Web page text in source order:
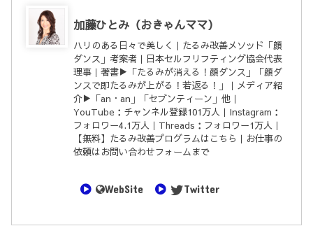
加藤ひとみ（おきゃんママ）
ハリのある日々で美しく｜たるみ改善メソッド「顔
ダンス」考案者｜日本セルフリフティング協会代表
理事｜著書▶︎「たるみが消える！顔ダンス 」「顔ダ
ンスで即たるみが上がる！若返る！ 」｜メディア紹
介▶︎「an・an」「セブンティーン」他｜
YouTube ：チャンネル登録101万人｜ Instagram ：
フォロワー4.1万人｜ Threads ：フォロワー1万人｜
【無料】たるみ改善プログラムはこちら ｜お仕事の
依頼はお問い合わせフォームまで
WebSite Twitter